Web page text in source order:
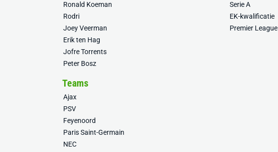
Ronald Koeman
Rodri
Joey Veerman
Erik ten Hag
Jofre Torrents
Peter Bosz
Serie A
EK-kwalificatie
Premier League
Teams
Ajax
PSV
Feyenoord
Paris Saint-Germain
NEC